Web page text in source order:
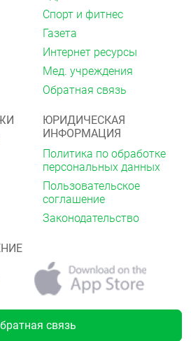
Спорт и фитнес
Газета
Интернет ресурсы
Мед. учреждения
Обратная связь
ЮРИДИЧЕСКАЯ
ИНФОРМАЦИЯ
Политика по обработке
персональных данных
Пользовательское
соглашение
Законодательство
связь